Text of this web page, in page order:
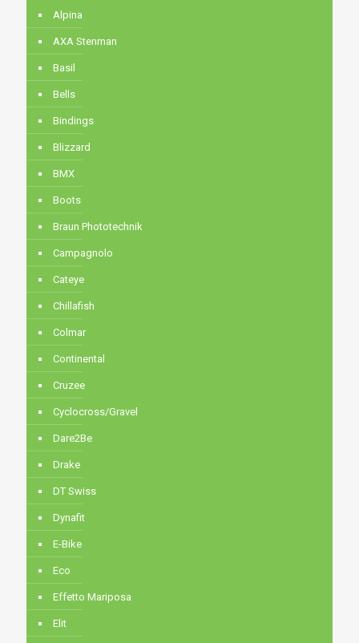
Alpina
AXA Stenman
Basil
Bells
Bindings
Blizzard
BMX
Boots
Braun Phototechnik
Campagnolo
Cateye
Chillafish
Colmar
Continental
Cruzee
Cyclocross/Gravel
Dare2Be
Drake
DT Swiss
Dynafit
E-Bike
Eco
Effetto Mariposa
Elit